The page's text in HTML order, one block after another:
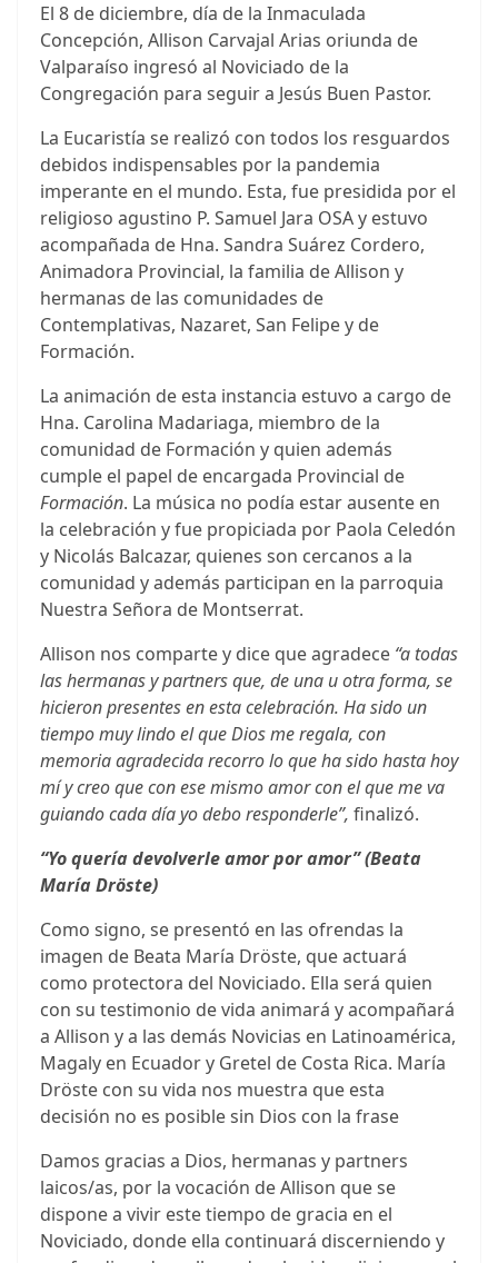
El 8 de diciembre, día de la Inmaculada
Concepción, Allison Carvajal Arias oriunda de
Valparaíso ingresó al Noviciado de la
Congregación para seguir a Jesús Buen Pastor.
La Eucaristía se realizó con todos los resguardos
debidos indispensables por la pandemia
imperante en el mundo. Esta, fue presidida por el
religioso agustino P. Samuel Jara OSA y estuvo
acompañada de Hna. Sandra Suárez Cordero,
Animadora Provincial, la familia de Allison y
hermanas de las comunidades de
Contemplativas, Nazaret, San Felipe y de
Formación.
La animación de esta instancia estuvo a cargo de
Hna. Carolina Madariaga, miembro de la
comunidad de Formación y quien además
cumple el papel de encargada Provincial de
Formación. La música no podía estar ausente en
la celebración y fue propiciada por Paola Celedón
y Nicolás Balcazar, quienes son cercanos a la
comunidad y además participan en la parroquia
Nuestra Señora de Montserrat.
Allison nos comparte y dice que agradece “a todas
las hermanas y partners que, de una u otra forma, se
hicieron presentes en esta celebración. Ha sido un
tiempo muy lindo el que Dios me regala, con
memoria agradecida recorro lo que ha sido hasta hoy
mí y creo que con ese mismo amor con el que me va
guiando cada día yo debo responderle”, finalizó.
“Yo quería devolverle amor por amor” (Beata
María Dröste)
Como signo, se presentó en las ofrendas la
imagen de Beata María Dröste, que actuará
como protectora del Noviciado. Ella será quien
con su testimonio de vida animará y acompañará
a Allison y a las demás Novicias en Latinoamérica,
Magaly en Ecuador y Gretel de Costa Rica. María
Dröste con su vida nos muestra que esta
decisión no es posible sin Dios con la frase
Damos gracias a Dios, hermanas y partners
laicos/as, por la vocación de Allison que se
dispone a vivir este tiempo de gracia en el
Noviciado, donde ella continuará discerniendo y